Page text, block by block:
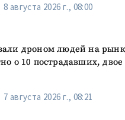
8 августа 2026 г., 08:00
дроном людей на
о 10 пострадавших,
7 августа 2026 г., 08:21